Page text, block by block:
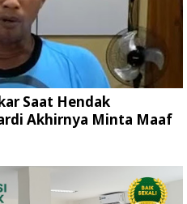
Saat Hendak
Akhirnya Minta Maaf